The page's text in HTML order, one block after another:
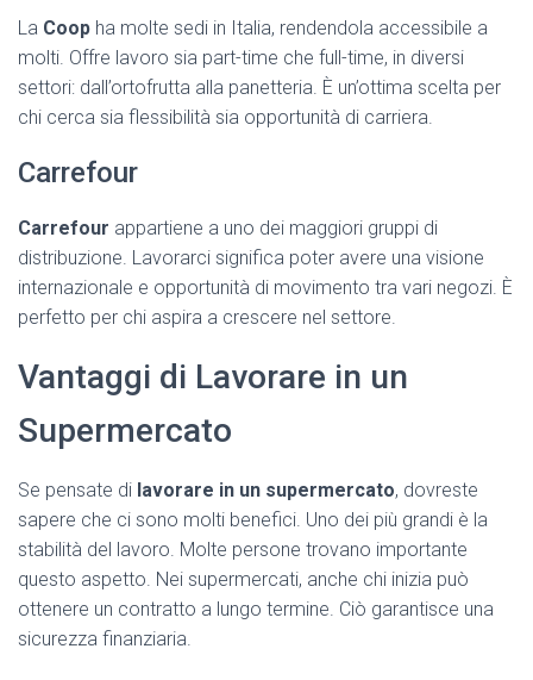
La Coop ha molte sedi in Italia, rendendola accessibile a
molti. Offre lavoro sia part-time che full-time, in diversi
settori: dall’ortofrutta alla panetteria. È un’ottima scelta per
chi cerca sia flessibilità sia opportunità di carriera.
Carrefour
Carrefour appartiene a uno dei maggiori gruppi di
distribuzione. Lavorarci significa poter avere una visione
internazionale e opportunità di movimento tra vari negozi. È
perfetto per chi aspira a crescere nel settore.
Vantaggi di Lavorare in un
Supermercato
Se pensate di lavorare in un supermercato, dovreste
sapere che ci sono molti benefici. Uno dei più grandi è la
stabilità del lavoro. Molte persone trovano importante
questo aspetto. Nei supermercati, anche chi inizia può
ottenere un contratto a lungo termine. Ciò garantisce una
sicurezza finanziaria.